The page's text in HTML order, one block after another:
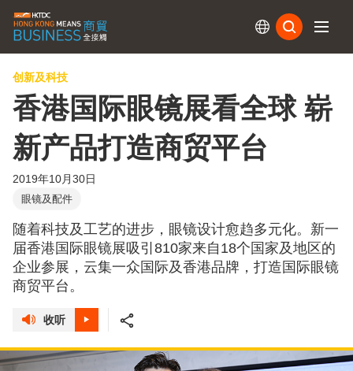
创新及科技
香港国际眼镜展看全球 崭
新产品打造商贸平台
2019年10月30日
眼镜及配件
随着科技及工艺的进步，眼镜设计愈趋多元化。新一
届香港国际眼镜展吸引810家来自18个国家及地区的
企业参展，云集一众国际及香港品牌，打造国际眼镜
商贸平台。
收听